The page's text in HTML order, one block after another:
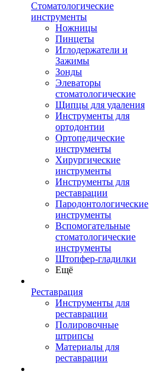
Стоматологические
инструменты
Ножницы
Пинцеты
Иглодержатели и
Зажимы
Зонды
Элеваторы
стоматологические
Щипцы для удаления
Инструменты для
ортодонтии
Ортопедические
инструменты
Хирургические
инструменты
Инструменты для
реставрации
Пародонтологические
инструменты
Вспомогательные
стоматологические
инструменты
Штопфер-гладилки
Ещё
Реставрация
Инструменты для
реставрации
Полировочные
штрипсы
Материалы для
реставрации